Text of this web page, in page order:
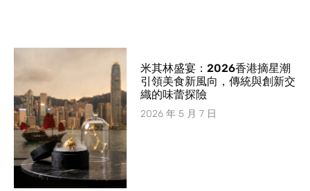
米其林盛宴：2026香港摘星潮
引領美食新風向，傳統與創新交
織的味蕾探險
2026 年 5 月 7 日